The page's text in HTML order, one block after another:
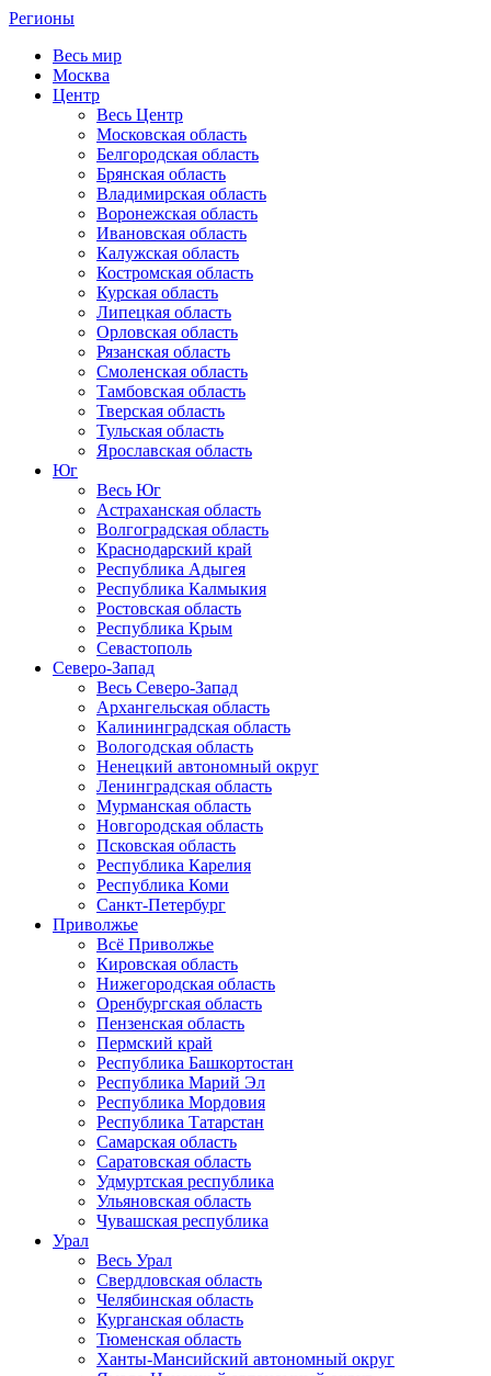
Регионы
Весь мир
Москва
Центр
Весь Центр
Московская область
Белгородская область
Брянская область
Владимирская область
Воронежская область
Ивановская область
Калужская область
Костромская область
Курская область
Липецкая область
Орловская область
Рязанская область
Смоленская область
Тамбовская область
Тверская область
Тульская область
Ярославская область
Юг
Весь Юг
Астраханская область
Волгоградская область
Краснодарский край
Республика Адыгея
Республика Калмыкия
Ростовская область
Республика Крым
Севастополь
Северо-Запад
Весь Северо-Запад
Архангельская область
Калининградская область
Вологодская область
Ненецкий автономный округ
Ленинградская область
Мурманская область
Новгородская область
Псковская область
Республика Карелия
Республика Коми
Санкт-Петербург
Приволжье
Всё Приволжье
Кировская область
Нижегородская область
Оренбургская область
Пензенская область
Пермский край
Республика Башкортостан
Республика Марий Эл
Республика Мордовия
Республика Татарстан
Самарская область
Саратовская область
Удмуртская республика
Ульяновская область
Чувашская республика
Урал
Весь Урал
Свердловская область
Челябинская область
Курганская область
Тюменская область
Ханты-Мансийский автономный округ